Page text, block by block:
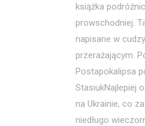
książka
prowschodniej.
napisane w
przerażającym.
Postapokalipsa
StasiukNajlepiej
na Ukrainie, co
niedługo